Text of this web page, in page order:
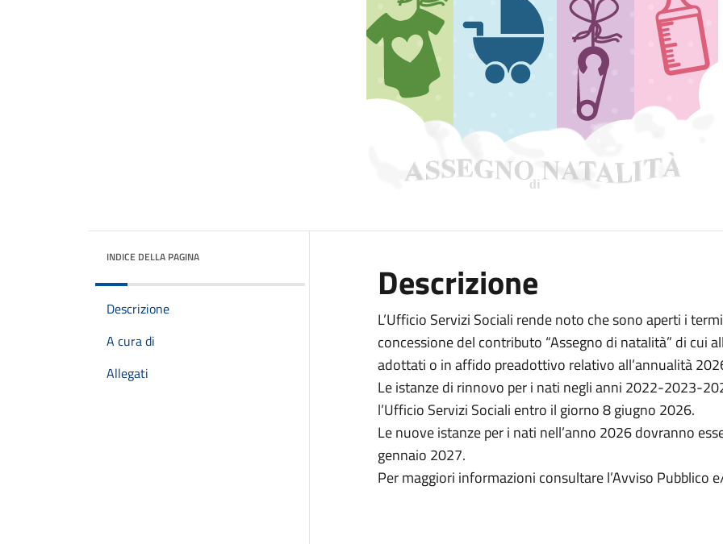
INDICE DELLA PAGINA
Descrizione
A cura di
Allegati
Descrizione
L’Ufficio Servizi Sociali rende noto che sono aperti i
concessione del contributo “Assegno di natalità” di cui
adottati o in affido preadottivo relativo all’annualità
Le istanze di rinnovo per i nati negli anni 2022-2023-
l’Ufficio Servizi Sociali entro il giorno 8 giugno 2026.
Le nuove istanze per i nati nell’anno 2026 dovranno
gennaio 2027.
Per maggiori informazioni consultare l’Avviso Pubblico